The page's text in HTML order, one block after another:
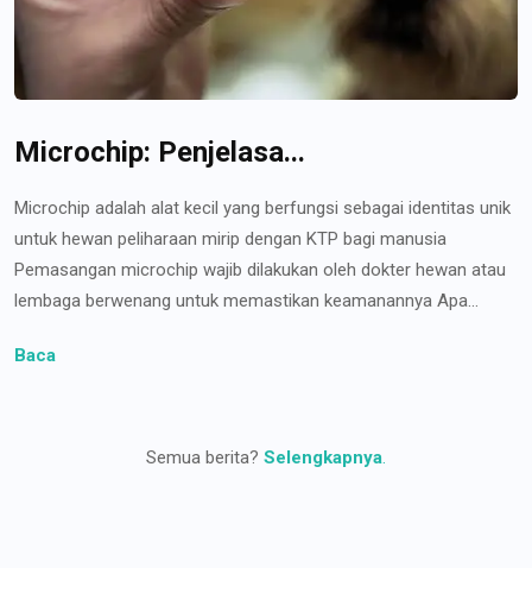
Microchip: Penjelasa...
Microchip adalah alat kecil yang berfungsi sebagai identitas unik
untuk hewan peliharaan mirip dengan KTP bagi manusia
Pemasangan microchip wajib dilakukan oleh dokter hewan atau
lembaga berwenang untuk memastikan keamanannya Apa...
Baca
Semua berita? Selengkapnya